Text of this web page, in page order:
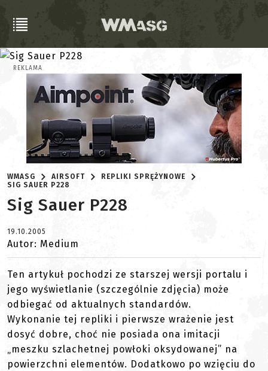
REKLAMA
WMASG AIRSOFT
REPLIKI SPRĘŻYNOWE
SIG SAUER P228
Sig Sauer P228
19.10.2005
Autor: Medium
Ten artykuł pochodzi ze starszej wersji portalu i
jego wyświetlanie (szczególnie zdjęcia) może
odbiegać od aktualnych standardów.
Wykonanie tej repliki i pierwsze wrażenie jest
dosyć dobre, choć nie posiada ona imitacji
„meszku szlachetnej powłoki oksydowanej” na
powierzchni elementów. Dodatkowo po wzięciu do